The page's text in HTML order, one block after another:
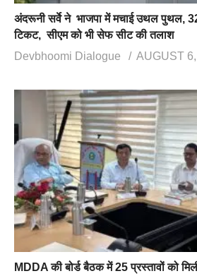
अंदरूनी सर्वे ने भाजपा में मचाई उथल पुथल,
टिकट, सीएम को भी सेफ सीट की तलाश
Devbhoomi Dialogue
AUGUST
MDDA की बोर्ड बैठक में 25 प्रस्तावों को